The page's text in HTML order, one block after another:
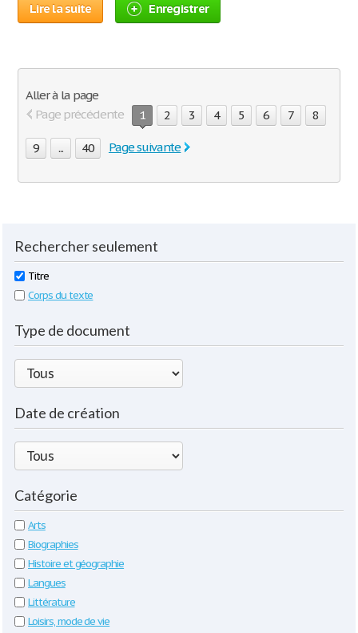
Lire la suite Enregistrer
Aller à la page
Page précédente
1 2 3 4 5 6 7 8
9 ... 40 Page suivante
Rechercher seulement
Titre
Corps du texte
Type de document
Date de création
Catégorie
Arts
Biographies
Histoire et géographie
Langues
Littérature
Loisirs, mode de vie